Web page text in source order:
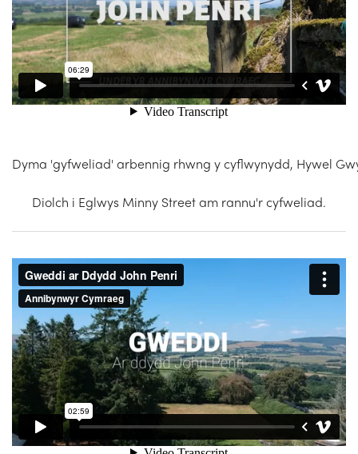
Dyma 'gyfweliad' arbennig rhwng y cyflwynydd, Hywel
Diolch i Eglwys Minny Street am rannu'r cyfweliad.